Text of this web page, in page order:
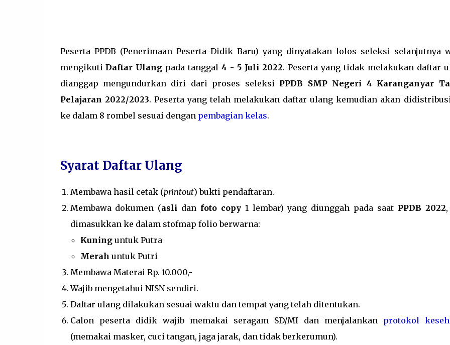
Peserta PPDB (Penerimaan Peserta Didik Baru) yang dinyatakan lolos seleksi selanjutnya
mengikutiDaftar Ulang pada tanggal4 - 5 Juli 2022. Peserta yang tidak melakukan daftar
dianggap mengundurkan diri dari proses seleksi PPDB SMP Negeri 4 Karanganyar
Pelajaran 2022/2023. Peserta yang telah melakukan daftar ulang kemudian akan
ke dalam 8 rombel sesuai dengan pembagian kelas.
Syarat Daftar Ulang
Membawa hasil cetak (printout) bukti pendaftaran.
Membawa dokumen (asli dan foto copy1 lembar) yang diunggah pada saat PPDB 2022
dimasukkan ke dalam stofmap folio berwarna:
Kuninguntuk Putra
Merah untuk Putri
Membawa Materai Rp. 10.000,-
Wajib mengetahui NISN sendiri.
Daftar ulang dilakukan sesuai waktu dan tempat yang telah ditentukan.
Calon peserta didik wajib memakai seragam SD/MI dan menjalankan protokol
(memakai masker, cuci tangan, jaga jarak, dan tidak berkerumun).